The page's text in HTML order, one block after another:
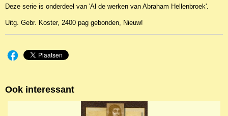
Deze serie is onderdeel van 'Al de werken van Abraham Hellenbroek'.
Uitg. Gebr. Koster, 2400 pag gebonden, Nieuw!
Ook interessant